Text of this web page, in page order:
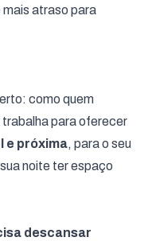
atraso para
como quem
trabalha para oferecer
e próxima, para o seu
noite ter espaço
descansar